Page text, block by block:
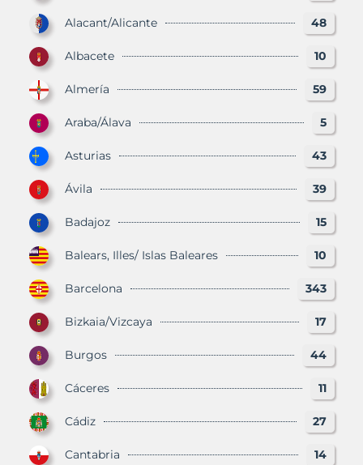
Alacant/Alicante 48
Albacete 10
Almería 59
Araba/Álava 5
Asturias 43
Ávila 39
Badajoz 15
Balears, Illes/ Islas Baleares 10
Barcelona 343
Bizkaia/Vizcaya 17
Burgos 44
Cáceres 11
Cádiz 27
Cantabria 14